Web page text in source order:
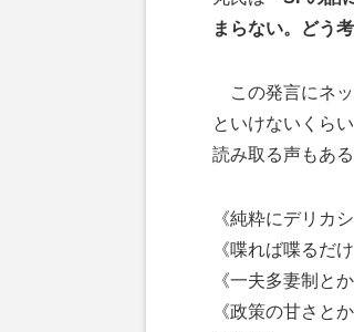
まらない。どう
この発言にネッ
といけないくら
読み取る声もあ
《純粋にデリカ
《喋れば喋るだ
《一夫多妻制と
《政策の甘さと